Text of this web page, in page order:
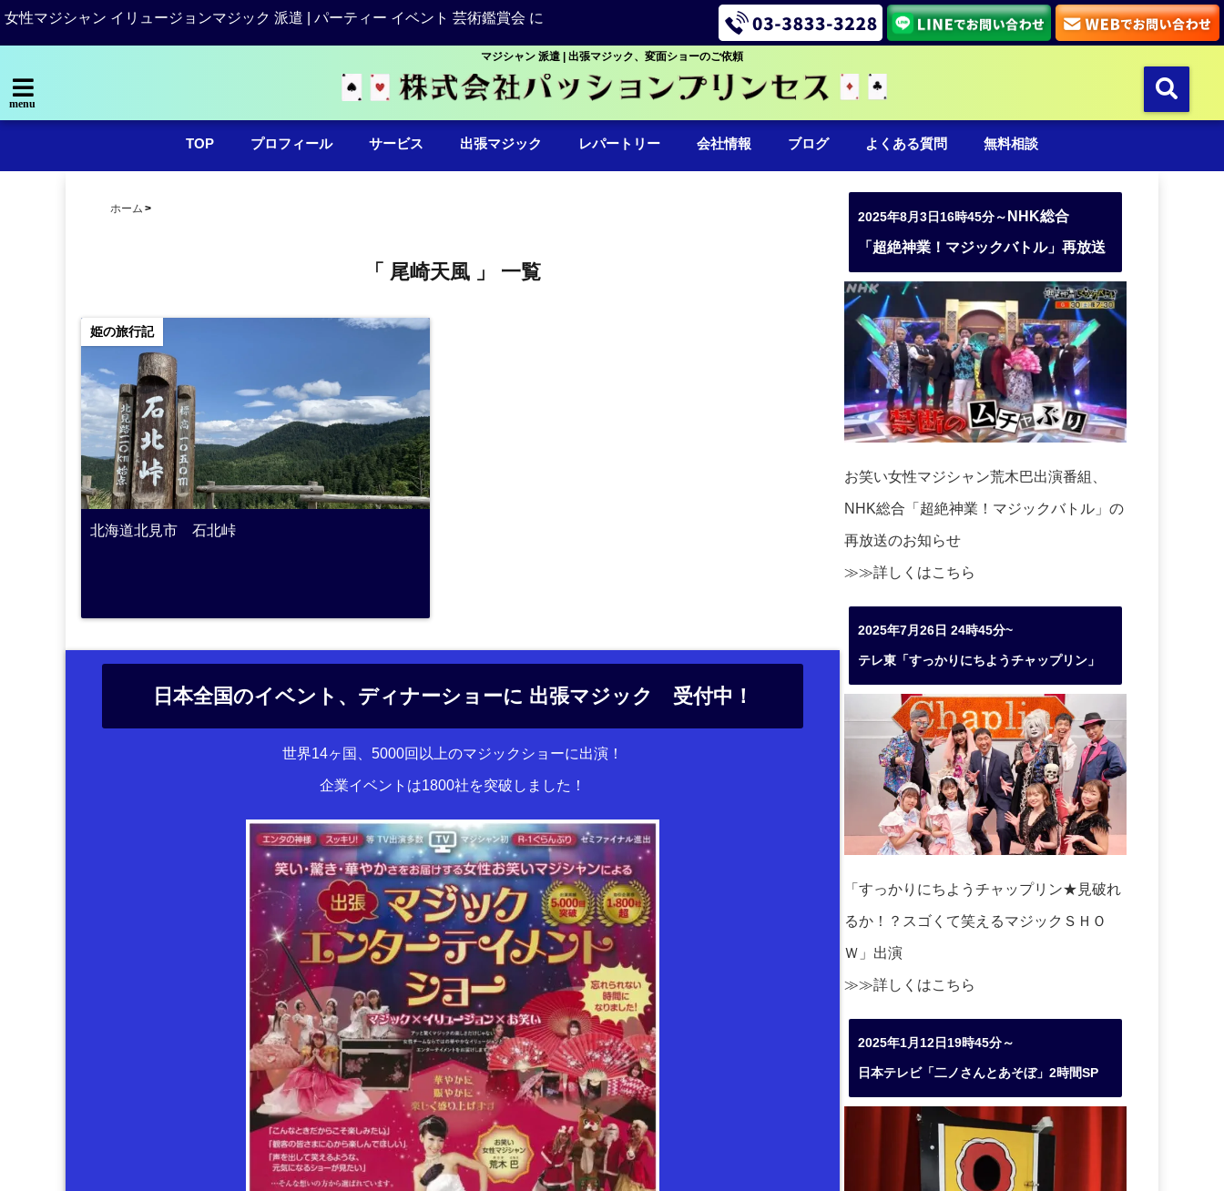
女性マジシャン イリュージョンマジック 派遣 | パーティー イベント 芸術鑑賞会 に
マジシャン 派遣 | 出張マジック、変面ショーのご依頼
menu
TOP プロフィール サービス 出張マジック レパートリー 会社情報 ブログ よくある質問 無料相談
ホーム
「 尾崎天風 」 一覧
姫の旅行記
北海道北見市 石北峠
日本全国のイベント、ディナーショーに 出張マジック 受付中！
世界14ヶ国、5000回以上のマジックショーに出演！
企業イベントは1800社を突破しました！
2025年8月3日16時45分～ NHK総合
「超絶神業！マジックバトル」再放送
お笑い女性マジシャン荒木巴出演番組、
NHK総合「超絶神業！マジックバトル」の
再放送のお知らせ
≫≫詳しくはこちら
2025年7月26日 24時45分~
テレ東「すっかりにちようチャップリン」
「すっかりにちようチャップリン★見破れ
るか！？スゴくて笑えるマジックＳＨＯ
Ｗ」出演
≫≫詳しくはこちら
2025年1月12日19時45分～
日本テレビ「二ノさんとあそぼ」2時間SP